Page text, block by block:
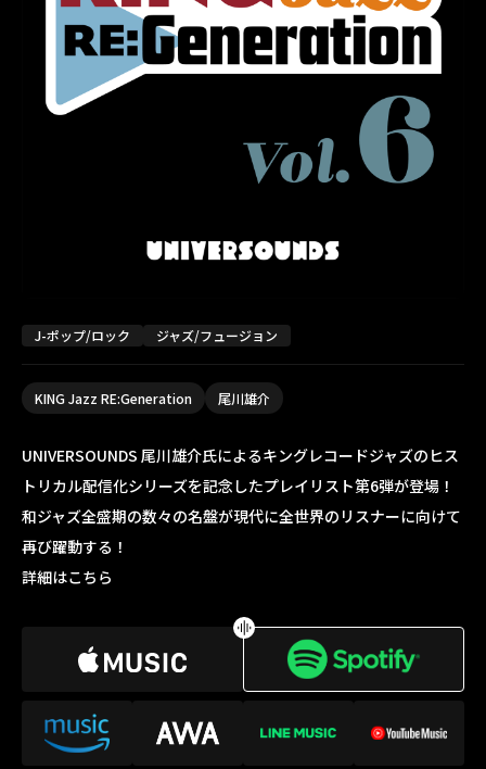
J-ポップ/ロック ジャズ/フュージョン
KING Jazz RE:Generation 尾川雄介
UNIVERSOUNDS 尾川雄介氏によるキングレコードジャズのヒス
トリカル配信化シリーズを記念したプレイリスト第6弾が登場！
和ジャズ全盛期の数々の名盤が現代に全世界のリスナーに向けて
再び躍動する！
詳細はこちら